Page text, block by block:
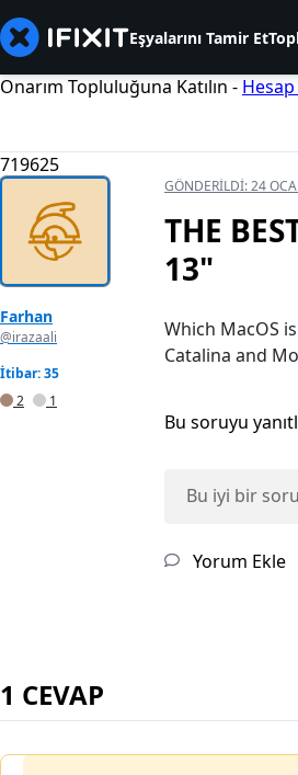
Eşyalarını Tamir Et
Onarım Topluluğuna Katılın -
719625
Farhan
@irazaali
İtibar: 35
2
1
GÖNDERILDI:24
THE
13"
Which MacOS
Catalina and
Bu soruyu
Bu iyi bir
Yorum Ekle
1 CEVAP